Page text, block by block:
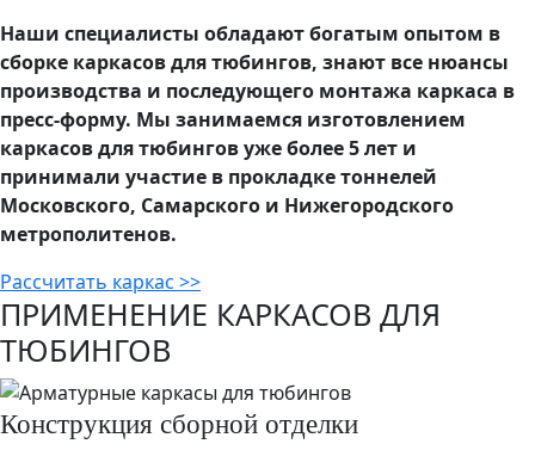
Наши специалисты обладают богатым опытом в
сборке каркасов для тюбингов, знают все нюансы
производства и последующего монтажа каркаса в
пресс-форму. Мы занимаемся изготовлением
каркасов для тюбингов уже более 5 лет и
принимали участие в прокладке тоннелей
Московского, Самарского и Нижегородского
метрополитенов.
Рассчитать каркас >>
ПРИМЕНЕНИЕ КАРКАСОВ ДЛЯ
ТЮБИНГОВ
Конструкция сборной отделки